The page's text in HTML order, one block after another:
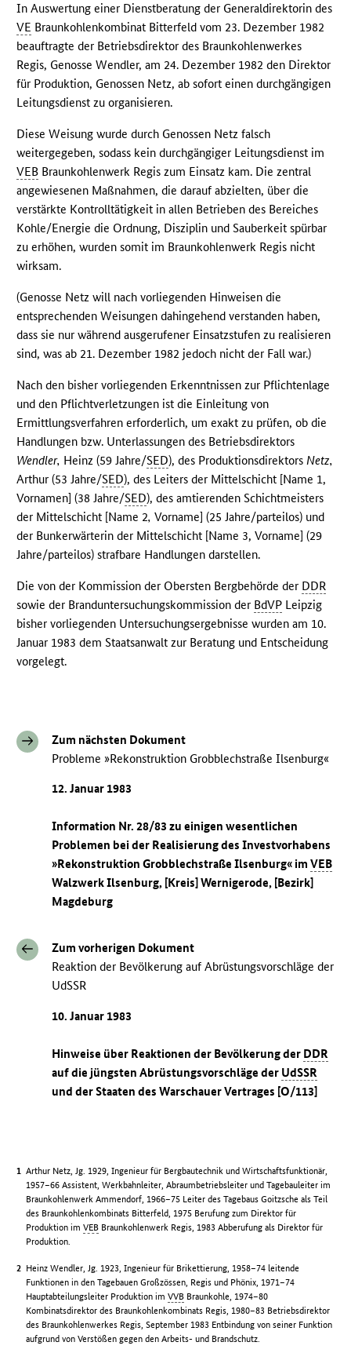
In Auswertung einer Dienstberatung der Generaldirektorin des
VE Braunkohlenkombinat Bitterfeld vom 23. Dezember 1982
beauftragte der Betriebsdirektor des Braunkohlenwerkes
Regis, Genosse Wendler, am 24. Dezember 1982 den Direktor
für Produktion, Genossen Netz, ab sofort einen durchgängigen
Leitungsdienst zu organisieren.
Diese Weisung wurde durch Genossen Netz falsch
weitergegeben, sodass kein durchgängiger Leitungsdienst im
VEB Braunkohlenwerk Regis zum Einsatz kam. Die zentral
angewiesenen Maßnahmen, die darauf abzielten, über die
verstärkte Kontrolltätigkeit in allen Betrieben des Bereiches
Kohle/Energie die Ordnung, Disziplin und Sauberkeit spürbar
zu erhöhen, wurden somit im Braunkohlenwerk Regis nicht
wirksam.
(Genosse Netz will nach vorliegenden Hinweisen die
entsprechenden Weisungen dahingehend verstanden haben,
dass sie nur während ausgerufener Einsatzstufen zu realisieren
sind, was ab 21. Dezember 1982 jedoch nicht der Fall war.)
Nach den bisher vorliegenden Erkenntnissen zur Pflichtenlage
und den Pflichtverletzungen ist die Einleitung von
Ermittlungsverfahren erforderlich, um exakt zu prüfen, ob die
Handlungen bzw. Unterlassungen des Betriebsdirektors
Wendler, Heinz (59 Jahre/SED), des ProduktionsdirektorsNetz,
Arthur (53 Jahre/SED), des Leiters der Mittelschicht [Name 1,
Vornamen] (38 Jahre/SED), des amtierenden Schichtmeisters
der Mittelschicht [Name 2, Vorname] (25 Jahre/parteilos) und
der Bunkerwärterin der Mittelschicht [Name 3, Vorname] (29
Jahre/parteilos) strafbare Handlungen darstellen.
Die von der Kommission der Obersten Bergbehörde der DDR
sowie der Branduntersuchungskommission der BdVP Leipzig
bisher vorliegenden Untersuchungsergebnisse wurden am 10.
Januar 1983 dem Staatsanwalt zur Beratung und Entscheidung
vorgelegt.
Zum nächsten Dokument
Probleme »Rekonstruktion Grobblechstraße Ilsenburg«
12. Januar 1983
Information Nr. 28/83 zu einigen wesentlichen
Problemen bei der Realisierung des Investvorhabens
»Rekonstruktion Grobblechstraße Ilsenburg« imVEB
Walzwerk Ilsenburg, [Kreis] Wernigerode, [Bezirk]
Magdeburg
Zum vorherigen Dokument
Reaktion der Bevölkerung auf Abrüstungsvorschläge der
UdSSR
10. Januar 1983
Hinweise über Reaktionen der Bevölkerung der DDR
auf die jüngsten Abrüstungsvorschläge der UdSSR
und der Staaten des Warschauer Vertrages [O/113]
Arthur Netz, Jg. 1929, Ingenieur für Bergbautechnik und Wirtschaftsfunktionär,
1957–66 Assistent, Werkbahnleiter, Abraumbetriebsleiter und Tagebauleiter im
Braunkohlenwerk Ammendorf, 1966–75 Leiter des Tagebaus Goitzsche als Teil
des Braunkohlenkombinats Bitterfeld, 1975 Berufung zum Direktor für
Produktion imVEB Braunkohlenwerk Regis, 1983 Abberufung als Direktor für
Produktion.
Heinz Wendler, Jg. 1923, Ingenieur für Brikettierung, 1958–74 leitende
Funktionen in den Tagebauen Großzössen, Regis und Phönix, 1971–74
Hauptabteilungsleiter Produktion imVVB Braunkohle, 1974–80
Kombinatsdirektor des Braunkohlenkombinats Regis, 1980–83 Betriebsdirektor
des Braunkohlenwerkes Regis, September 1983 Entbindung von seiner Funktion
aufgrund von Verstößen gegen den Arbeits- und Brandschutz.